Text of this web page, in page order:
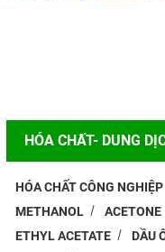
HÓA CHẤT- DUNG
HÓA CHẤT CÔNG NGHIỆP
METHANOL
ACETONE
ETHYL ACETATE
DẦU